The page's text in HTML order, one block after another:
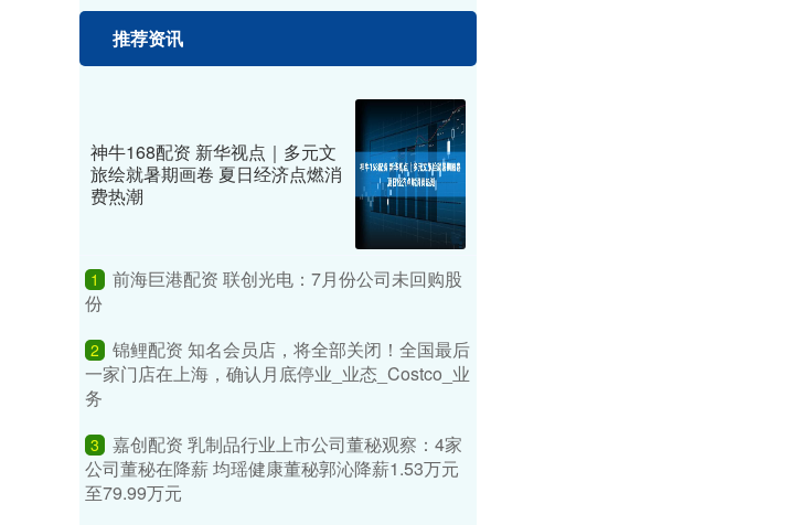
推荐资讯
神牛168配资 新华视点｜多元文
旅绘就暑期画卷 夏日经济点燃消
费热潮
1
前海巨港配资 联创光电：7月份公司未回购股
份
2
锦鲤配资 知名会员店，将全部关闭！全国最后
一家门店在上海，确认月底停业_业态_Costco_业
务
3
嘉创配资 乳制品行业上市公司董秘观察：4家
公司董秘在降薪 均瑶健康董秘郭沁降薪1.53万元
至79.99万元